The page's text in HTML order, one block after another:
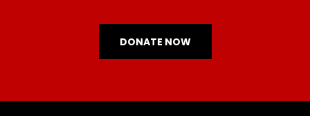
DONATE NOW